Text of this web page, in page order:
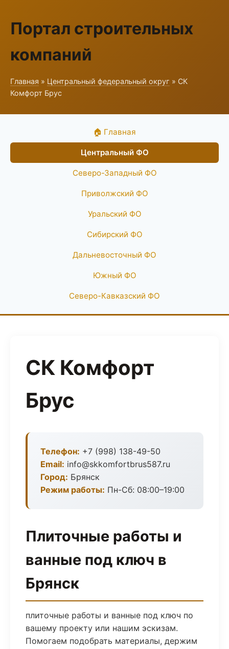
Портал строительных
компаний
Главная » Центральный федеральный округ » СК
Комфорт Брус
🏠 Главная
Центральный ФО
Северо-Западный ФО
Приволжский ФО
Уральский ФО
Сибирский ФО
Дальневосточный ФО
Южный ФО
Северо-Кавказский ФО
СК Комфорт
Брус
Телефон: +7 (998) 138-49-50
Email: info@skkomfortbrus587.ru
Город: Брянск
Режим работы: Пн-Сб: 08:00–19:00
Плиточные работы и
ванные под ключ в
Брянск
плиточные работы и ванные под ключ по
вашему проекту или нашим эскизам.
Помогаем подобрать материалы, держим